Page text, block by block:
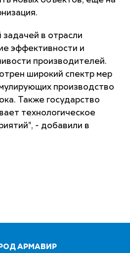
в отрасли
эффективности и
производителей.
широкий спектр мер
производство
Также государство
технологическое
- добавили в
АРМАВИР